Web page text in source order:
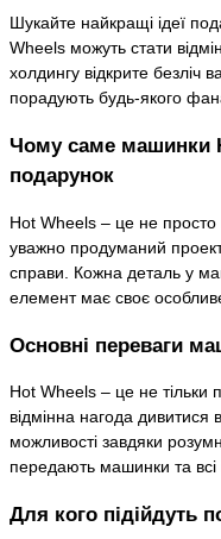
Шукайте найкращі ідеї
Wheels можуть стати
холдингу відкрите безліч
порадують будь-якого
Чому саме машинки
подарунок
Hot Wheels – це не
уважно продуманий
справи. Кожна деталь у
елемент має своє
Основні переваги
Hot Wheels – це не тільки
відмінна нагода дивитися
можливості завдяки
передають машинки та всі
Для кого підійдуть